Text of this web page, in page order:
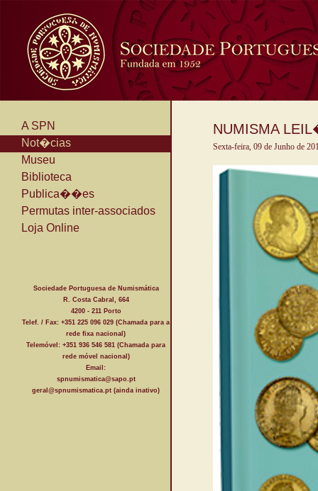
A SPN
Not�cias
Museu
Biblioteca
Publica��es
Permutas inter-associados
Loja Online
Sociedade Portuguesa de Numismática
R. Costa Cabral, 664
4200 - 211 Porto
Telef. / Fax: +351 225 096 029 (Chamada para a
rede fixa nacional)
Telemóvel: +351 936 546 581 (Chamada para
rede móvel nacional)
Email:
spnumismatica@sapo.pt
geral@spnumismatica.pt (ainda inativo)
NUMISMA
Sexta-feira, 09 de Junho de